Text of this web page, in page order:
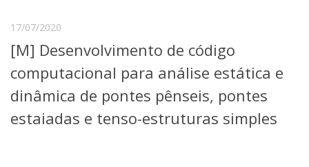
Cursos de Extensão
Pesquisa e Inovação
Linhas de Pesquisa
Centros, Núcleos e Projetos em Rede
Pós-doutorado
Iniciação Científica
Transferência de Tecnologia
17/07/2020
[M] Desenvolvimento de código
computacional para análise estática e
dinâmica de pontes pênseis, pontes
estaiadas e tenso-estruturas simples